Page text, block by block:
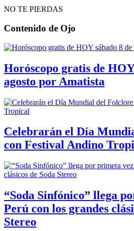
NO TE PIERDAS
Contenido de Ojo
Horóscopo gratis de
agosto por Amatista
Celebrarán el Día
con Festival Andino
“Soda Sinfónico” llega
Perú con los grandes
Stereo